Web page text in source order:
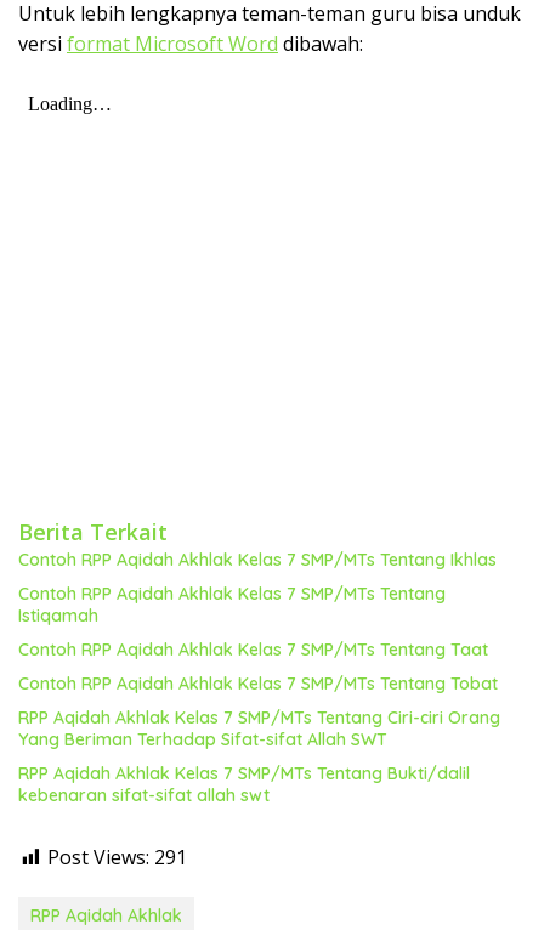
Untuk lebih lengkapnya teman-teman guru bisa unduk
versi format Microsoft Word dibawah:
Berita Terkait
Contoh RPP Aqidah Akhlak Kelas 7 SMP/MTs Tentang Ikhlas
Contoh RPP Aqidah Akhlak Kelas 7 SMP/MTs Tentang
Istiqamah
Contoh RPP Aqidah Akhlak Kelas 7 SMP/MTs Tentang Taat
Contoh RPP Aqidah Akhlak Kelas 7 SMP/MTs Tentang Tobat
RPP Aqidah Akhlak Kelas 7 SMP/MTs Tentang Ciri-ciri Orang
Yang Beriman Terhadap Sifat-sifat Allah SWT
RPP Aqidah Akhlak Kelas 7 SMP/MTs Tentang Bukti/dalil
kebenaran sifat-sifat allah swt
Post Views: 291
RPP Aqidah Akhlak